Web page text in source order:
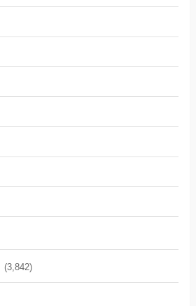
(3,842)